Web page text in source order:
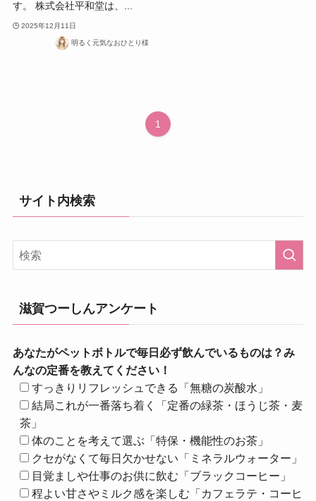
す。 株式会社平和堂は、...
2025年12月11日
明るく元気なおひとり様
1
サイト内検索
滋賀つーしんアンケート
あなたがペットボトルで毎日必ず飲んでいるものは？み
んなの定番を教えてください！
すっきりリフレッシュできる「無糖の炭酸水」
結局これが一番落ち着く「定番の緑茶・ほうじ茶・麦
茶」
体のことを考えて選ぶ「特保・機能性のお茶」
クセがなくて毎日欠かせない「ミネラルウォーター」
目覚ましや仕事のお供に飲む「ブラックコーヒー」
程よい甘さやミルク感を楽しむ「カフェラテ・コーヒ